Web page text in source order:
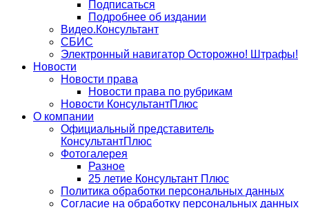
Подписаться
Подробнее об издании
Видео.Консультант
СБИС
Электронный навигатор Осторожно! Штрафы!
Новости
Новости права
Новости права по рубрикам
Новости КонсультантПлюс
О компании
Официальный представитель
КонсультантПлюс
Фотогалерея
Разное
25 летие Консультант Плюс
Политика обработки персональных данных
Согласие на обработку персональных данных